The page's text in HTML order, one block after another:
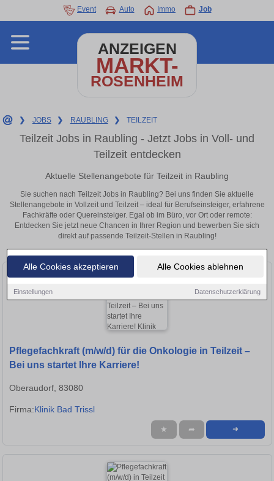
Alle Cookies akzeptieren Alle Cookies ablehnen
Einstellungen Datenschutzerklärung
Event Auto Immo Job
ANZEIGEN
MARKT-
ROSENHEIM
❯ JOBS ❯ RAUBLING ❯ TEILZEIT
Teilzeit Jobs in Raubling - Jetzt Jobs in Voll- und
Teilzeit entdecken
Aktuelle Stellenangebote für Teilzeit in Raubling
Sie suchen nach Teilzeit Jobs in Raubling? Bei uns finden Sie aktuelle
Stellenangebote in Vollzeit und Teilzeit – ideal für Berufseinsteiger, erfahrene
Fachkräfte oder Quereinsteiger. Egal ob im Büro, vor Ort oder remote:
Entdecken Sie jetzt neue Chancen in Ihrer Region und bewerben Sie sich
direkt auf passende Teilzeit-Stellen in Raubling!
Pflegefachkraft (m/w/d) für die Onkologie in Teilzeit –
Bei uns startet Ihre Karriere!
Oberaudorf, 83080
Firma:Klinik Bad Trissl
★ ➦ ➜